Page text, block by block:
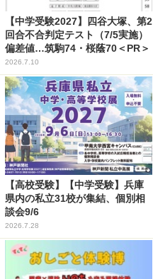
【中学受験2027】四谷大塚、第2
回合不合判定テスト（7/5実施）
偏差値…筑駒74・桜蔭70＜PR＞
2026.7.10
【高校受験】【中学受験】兵庫
県内の私立31校が集結、個別相
談会9/6
2026.7.28